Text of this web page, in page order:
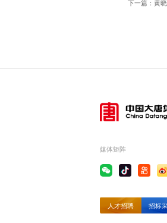
下一篇：黄
媒体矩阵
人才招聘 招标